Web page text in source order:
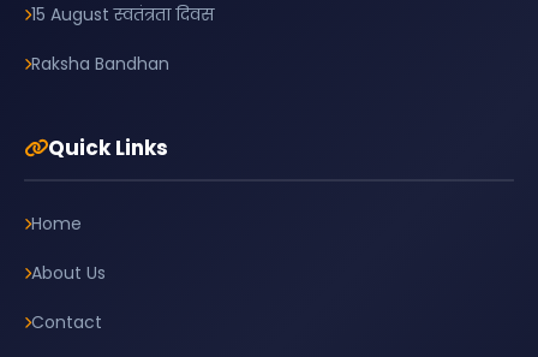
15 August स्वतंत्रता दिवस
Raksha Bandhan
Quick Links
Home
About Us
Contact